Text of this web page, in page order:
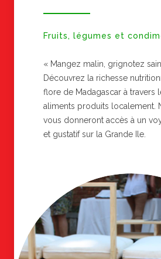
Fruits, légumes et
« Mangez malin, grignotez
Découvrez la richesse
flore de Madagascar à travers
aliments produits localement.
vous donneront accès à un
et gustatif sur la Grande Ile.